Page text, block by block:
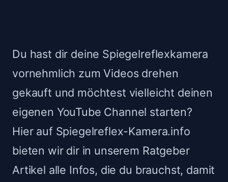
Du hast dir deine Spiegelreflexkamera
vornehmlich zum Videos drehen
gekauft und möchtest vielleicht deinen
eigenen YouTube Channel starten?
Hier auf Spiegelreflex-Kamera.info
bieten wir dir in unserem Ratgeber
Artikel alle Infos, die du brauchst, damit